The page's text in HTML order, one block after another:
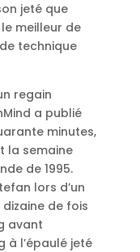
jeté que
meilleur de
technique
regain
a publié
minutes,
la semaine
de 1995.
lors d’un
de fois
avant
à l’épaulé jeté